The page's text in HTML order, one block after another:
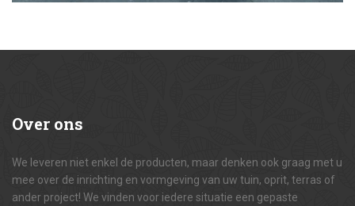
Over ons
We leveren niet enkel de producten, maar denken ook graag met u
mee over de inrichting en vormgeving van uw tuin, oprit, terras of
ander project! We vinden voor iedere situatie een gepaste